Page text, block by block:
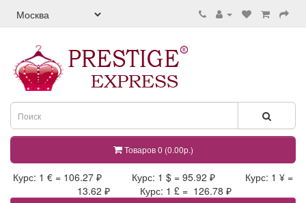
Товаров 0 (0.00р.)
Курс: 1 € = 106.27 ₽ Курс: 1 $ = 95.92 ₽ Курс: 1 ¥ =
13.62 ₽ Курс: 1 £ = 126.78 ₽